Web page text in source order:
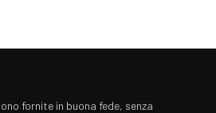
fornite in buona fede, senza